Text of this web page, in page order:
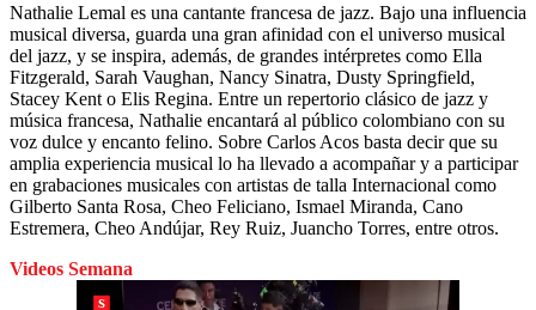
Nathalie Lemal es una cantante francesa de jazz. Bajo una influencia
musical diversa, guarda una gran afinidad con el universo musical
del jazz, y se inspira, además, de grandes intérpretes como Ella
Fitzgerald, Sarah Vaughan, Nancy Sinatra, Dusty Springfield,
Stacey Kent o Elis Regina. Entre un repertorio clásico de jazz y
música francesa, Nathalie encantará al público colombiano con su
voz dulce y encanto felino. Sobre Carlos Acos basta decir que su
amplia experiencia musical lo ha llevado a acompañar y a participar
en grabaciones musicales con artistas de talla Internacional como
Gilberto Santa Rosa, Cheo Feliciano, Ismael Miranda, Cano
Estremera, Cheo Andújar, Rey Ruiz, Juancho Torres, entre otros.
Videos Semana